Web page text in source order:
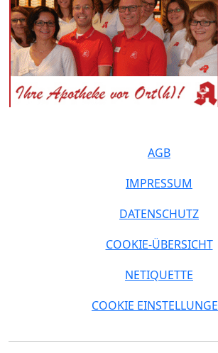
AGB
IMPRESSUM
DATENSCHUTZ
COOKIE-ÜBERSICHT
NETIQUETTE
COOKIE